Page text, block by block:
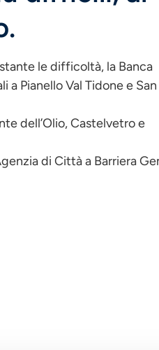
le difficoltà, la Banca
a Pianello Val Tidone e
dell’Olio, Castelvetro e
di Città a Barriera